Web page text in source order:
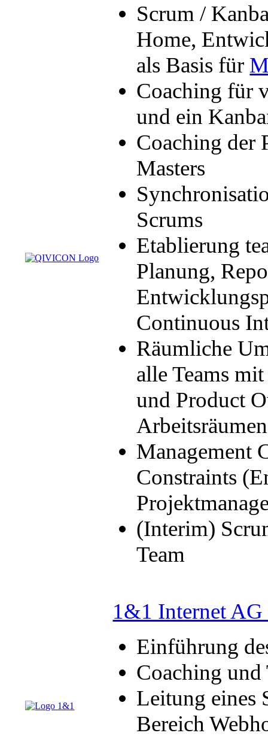
Scrum /
Home,
als Basis für
Coaching für
und ein
Coaching der
Masters
Scrums
Etablierung
Planung,
Continuous
Räumliche
alle Teams
und Product
Management
Constraints
(Interim)
Team
1&1 Internet
Einführung
Coaching
Leitung eines
Bereich